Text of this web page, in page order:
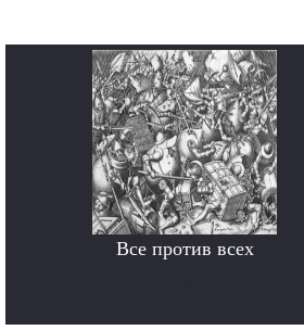
Все против всех